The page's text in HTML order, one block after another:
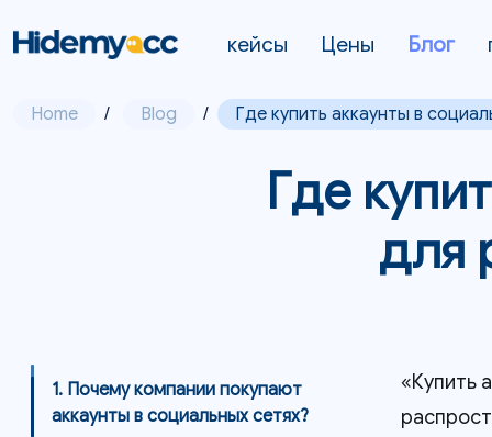
кейсы Цены Блог
Home / Blog / Где купить аккаунты в
Где
для
1. Почему компании покупают
аккаунты в социальных сетях?
«Купить